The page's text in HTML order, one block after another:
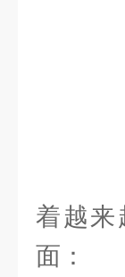
着越来
面：